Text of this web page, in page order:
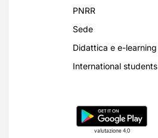
PNRR
Sede
Didattica e e-learning
International students
valutazione 4,0